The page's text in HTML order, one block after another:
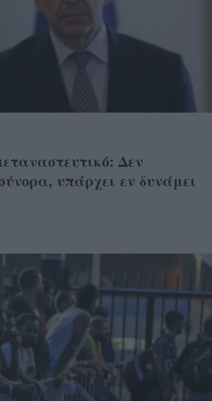
Δεν
υπάρχει εν δυνάμει